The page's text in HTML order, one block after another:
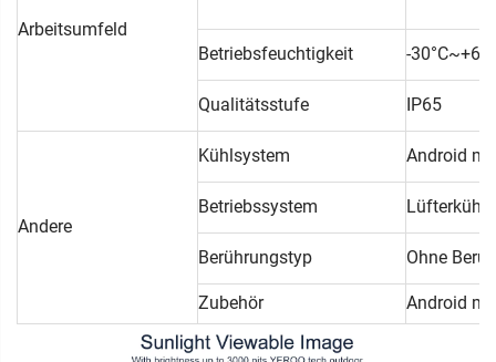
Arbeitsumfeld
Betriebsfeuchtigkeit -
Qualitätsstufe IP65
Andere
Kühlsystem Android
Betriebssystem
Berührungstyp Ohne
Zubehör Android